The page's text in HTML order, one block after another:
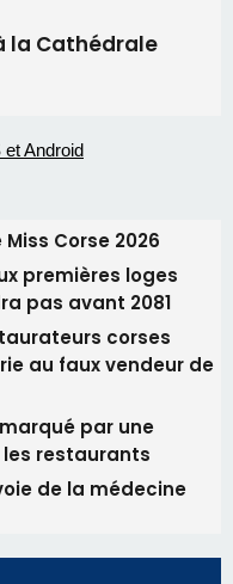
Corse 2026
premières loges
pas avant 2081
au faux vendeur de
par une
restaurants
de la médecine
et recevez par
et une sélection de